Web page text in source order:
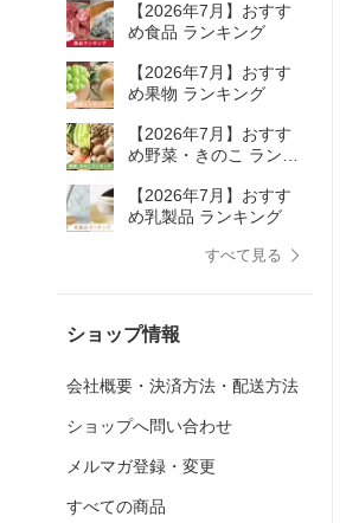
【2026年7月】おすす
め食品 ランキング
【2026年7月】おすす
め果物 ランキング
【2026年7月】おすす
め野菜・きのこ ランキ
【2026年7月】おすす
め乳製品 ランキング
すべて見る
ショップ情報
会社概要・決済方法・配送方法
ショップへ問い合わせ
メルマガ登録・変更
すべての商品